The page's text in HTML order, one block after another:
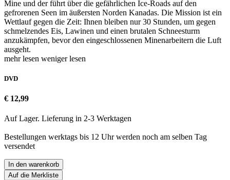
Mine und der führt über die gefährlichen Ice-Roads auf den
gefrorenen Seen im äußersten Norden Kanadas. Die Mission ist ein
Wettlauf gegen die Zeit: Ihnen bleiben nur 30 Stunden, um gegen
schmelzendes Eis, Lawinen und einen brutalen Schneesturm
anzukämpfen, bevor den eingeschlossenen Minenarbeitern die Luft
ausgeht.
mehr lesen weniger lesen
DVD
€ 12,99
Auf Lager. Lieferung in 2-3 Werktagen
Bestellungen werktags bis 12 Uhr werden noch am selben Tag
versendet
In den warenkorb
Auf die Merkliste